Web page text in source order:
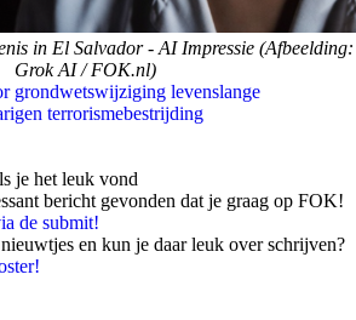
in El Salvador - AI Impressie (Afbeelding:
Grok AI / FOK.nl)
grondwetswijziging levenslange
terrorismebestrijding
je het leuk vond
bericht gevonden dat je graag op FOK!
de submit!
en kun je daar leuk over schrijven?